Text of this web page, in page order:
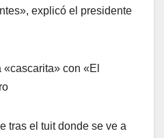
explicó el presidente
con «El
tras el tuit donde se ve a